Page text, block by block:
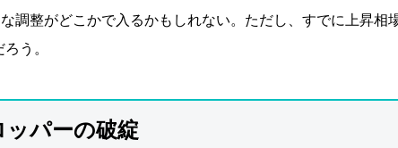
調整がどこかで入るかもしれない。ただし、すでに上昇相
う。
ッパーの破綻